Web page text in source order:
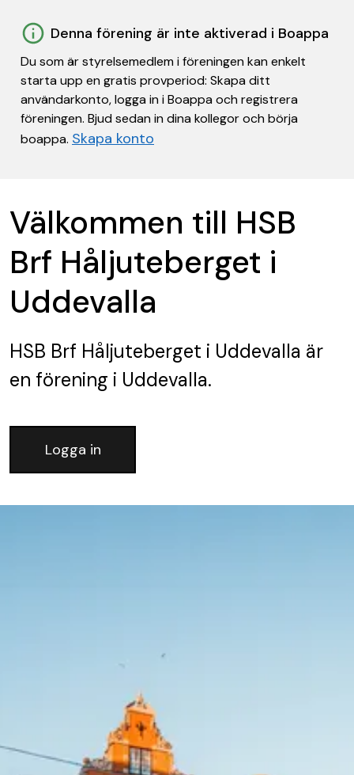
Denna förening är inte aktiverad i Boappa
Du som är styrelsemedlem i föreningen kan enkelt
starta upp en gratis provperiod: Skapa ditt
användarkonto, logga in i Boappa och registrera
föreningen. Bjud sedan in dina kollegor och börja
boappa. Skapa konto
Välkommen till HSB
Brf Håljuteberget i
Uddevalla
HSB Brf Håljuteberget i Uddevalla är
en förening i Uddevalla.
Logga in